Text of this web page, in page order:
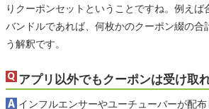
りクーポンセットということですね。例えば
バンドルであれば、何枚かのクーポン綴の合
う解釈です。
アプリ以外でもクーポンは受け取
インフルエンサーやユーチューバーが配